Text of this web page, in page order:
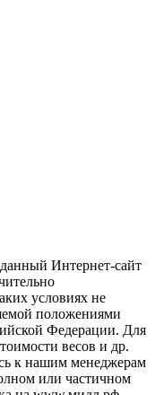
Интернет-сайт
условиях не
положениями
Федерации. Для
весов и др.
к нашим менеджерам
или частичном